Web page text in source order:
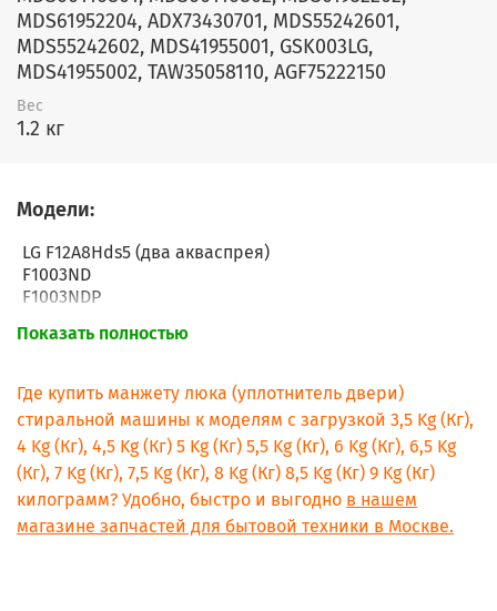
MDS61952204, ADX73430701, MDS55242601,
MDS55242602, MDS41955001, GSK003LG,
MDS41955002, TAW35058110, AGF75222150
Вес
1.2 кг
Модели:
LG F12A8Hds5 (два акваспрея)
F1003ND
F1003NDP
F1048ND
F1081ND5
F1203ND
F1203ND5
F1203NDP
F1203NDP5
F1247ND
F1247ND5
F1248ND
Показать полностью
Где купить манжету люка (уплотнитель двери)
стиральной машины к моделям с загрузкой 3,5 Kg (Кг),
4 Kg (Кг), 4,5 Kg (Кг) 5 Kg (Кг) 5,5 Kg (Кг), 6 Kg (Кг), 6,5 Kg
(Кг), 7 Kg (Кг), 7,5 Kg (Кг), 8 Kg (Кг) 8,5 Kg (Кг) 9 Kg (Кг)
килограмм? Удобно, быстро и выгодно в нашем
магазине запчастей для бытовой техники в Москве.